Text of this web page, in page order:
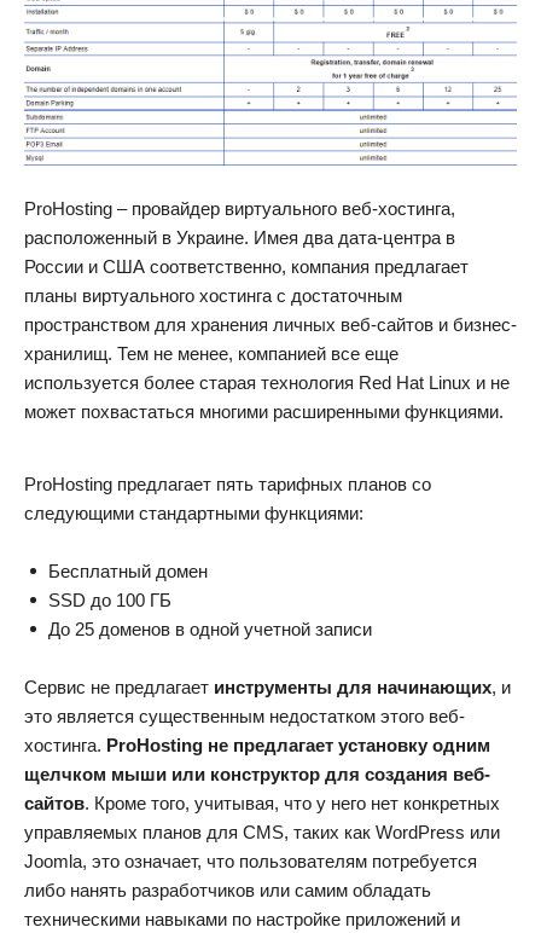
ProHosting – провайдер виртуального веб-хостинга,
расположенный в Украине. Имея два дата-центра в
России и США соответственно, компания предлагает
планы виртуального хостинга с достаточным
пространством для хранения личных веб-сайтов и бизнес-
хранилищ. Тем не менее, компанией все еще
используется более старая технология Red Hat Linux и не
может похвастаться многими расширенными функциями.
ProHosting предлагает пять тарифных планов со
следующими стандартными функциями:
Бесплатный домен
SSD до 100 ГБ
До 25 доменов в одной учетной записи
Сервис не предлагает инструменты для начинающих, и
это является существенным недостатком этого веб-
хостинга. ProHosting не предлагает установку одним
щелчком мыши или конструктор для создания веб-
сайтов. Кроме того, учитывая, что у него нет конкретных
управляемых планов для CMS, таких как WordPress или
Joomla, это означает, что пользователям потребуется
либо нанять разработчиков или самим обладать
техническими навыками по настройке приложений и